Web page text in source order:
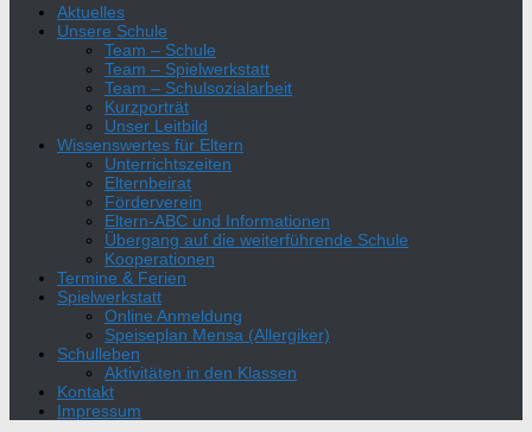
Aktuelles
Unsere Schule
Team – Schule
Team – Spielwerkstatt
Team – Schulsozialarbeit
Kurzporträt
Unser Leitbild
Wissenswertes für Eltern
Unterrichtszeiten
Elternbeirat
Förderverein
Eltern-ABC und Informationen
Übergang auf die weiterführende Schule
Kooperationen
Termine & Ferien
Spielwerkstatt
Online Anmeldung
Speiseplan Mensa (Allergiker)
Schulleben
Aktivitäten in den Klassen
Kontakt
Impressum